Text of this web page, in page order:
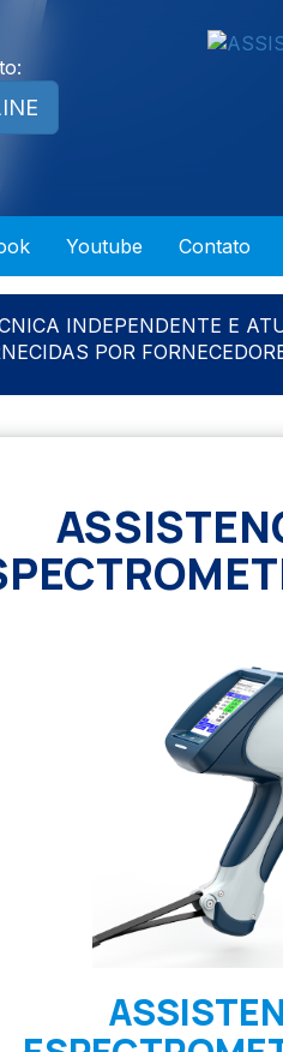
Youtube Contato
INDEPENDENTE E
POR